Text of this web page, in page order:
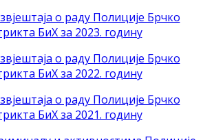
о раду Полиције Брчко
БиХ за 2023. годину
о раду Полиције Брчко
БиХ за 2022. годину
о раду Полиције Брчко
БиХ за 2021. годину